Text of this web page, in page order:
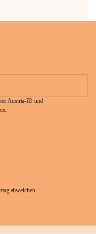
Austria-ID und
abweichen.